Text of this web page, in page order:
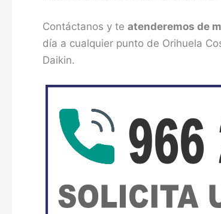
Contáctanos y te atenderemos de
día a cualquier punto de Orihuela
Daikin.